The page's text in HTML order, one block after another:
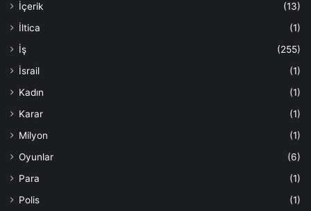
İçerik
(13)
İltica
(1)
İş
(255)
İsrail
(1)
Kadın
(1)
Karar
(1)
Milyon
(1)
Oyunlar
(6)
Para
(1)
Polis
(1)